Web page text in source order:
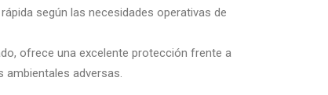
según las necesidades operativas de
ofrece una excelente protección frente a
ambientales adversas.